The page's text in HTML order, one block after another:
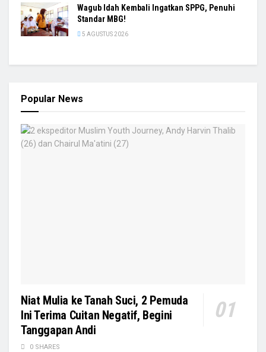
Wagub Idah Kembali Ingatkan SPPG, Penuhi
Standar MBG!
5 AGUSTUS 2026
Popular News
Niat Mulia ke Tanah Suci, 2 Pemuda
Ini Terima Cuitan Negatif, Begini
Tanggapan Andi
0 SHARES